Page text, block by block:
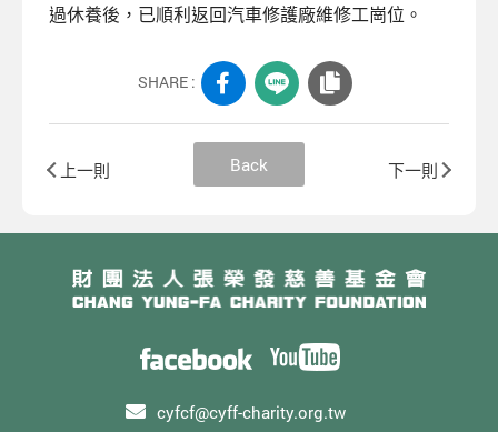
過休養後，已順利返回汽車修護廠維修工崗位。
SHARE :
上一則 Back 下一則
cyfcf@cyff-charity.org.tw